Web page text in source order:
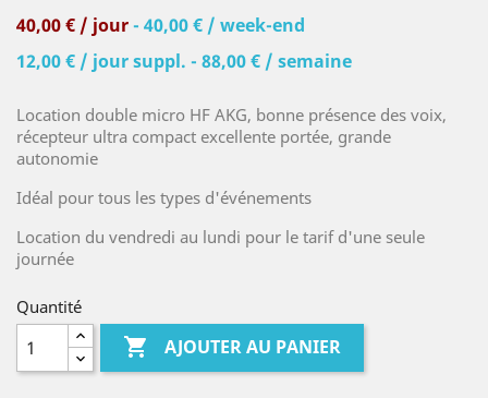
40,00 € / jour- 40,00 € / week-end
12,00 € / jour suppl. - 88,00 € / semaine
Location double micro HF AKG, bonne présence des voix,
récepteur ultra compact excellente portée, grande
autonomie
Idéal pour tous les types d'événements
Location du vendredi au lundi pour le tarif d'une seule
journée
Quantité
 AJOUTER AU PANIER